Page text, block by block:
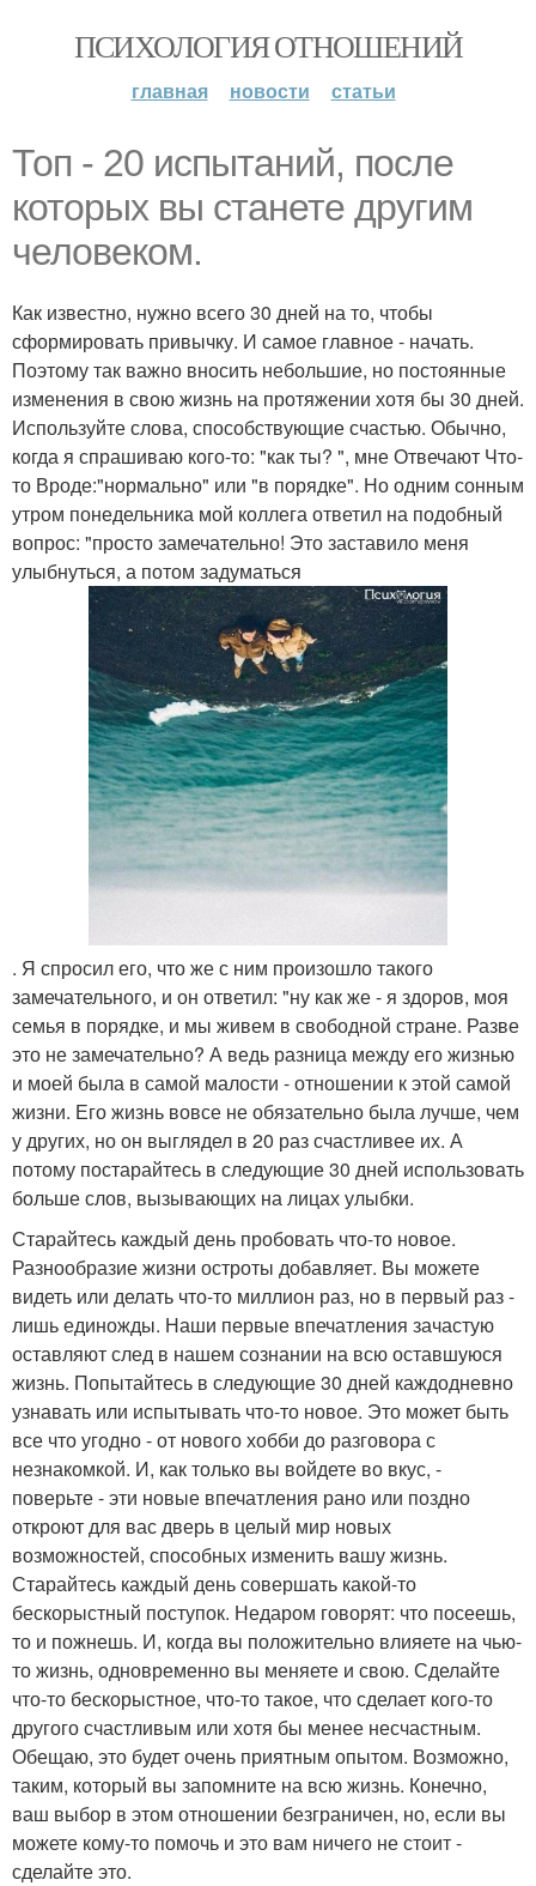
ПСИХОЛОГИЯ ОТНОШЕНИЙ
главная новости статьи
Топ - 20 испытаний, после
которых вы станете другим
человеком.
Как известно, нужно всего 30 дней на то, чтобы
сформировать привычку. И самое главное - начать.
Поэтому так важно вносить небольшие, но постоянные
изменения в свою жизнь на протяжении хотя бы 30 дней.
Используйте слова, способствующие счастью. Обычно,
когда я спрашиваю кого-то: "как ты? ", мне Отвечают Что-
то Вроде:"нормально" или "в порядке". Но одним сонным
утром понедельника мой коллега ответил на подобный
вопрос: "просто замечательно! Это заставило меня
улыбнуться, а потом задуматься
. Я спросил его, что же с ним произошло такого
замечательного, и он ответил: "ну как же - я здоров, моя
семья в порядке, и мы живем в свободной стране. Разве
это не замечательно? А ведь разница между его жизнью
и моей была в самой малости - отношении к этой самой
жизни. Его жизнь вовсе не обязательно была лучше, чем
у других, но он выглядел в 20 раз счастливее их. А
потому постарайтесь в следующие 30 дней использовать
больше слов, вызывающих на лицах улыбки.
Старайтесь каждый день пробовать что-то новое.
Разнообразие жизни остроты добавляет. Вы можете
видеть или делать что-то миллион раз, но в первый раз -
лишь единожды. Наши первые впечатления зачастую
оставляют след в нашем сознании на всю оставшуюся
жизнь. Попытайтесь в следующие 30 дней каждодневно
узнавать или испытывать что-то новое. Это может быть
все что угодно - от нового хобби до разговора с
незнакомкой. И, как только вы войдете во вкус, -
поверьте - эти новые впечатления рано или поздно
откроют для вас дверь в целый мир новых
возможностей, способных изменить вашу жизнь.
Старайтесь каждый день совершать какой-то
бескорыстный поступок. Недаром говорят: что посеешь,
то и пожнешь. И, когда вы положительно влияете на чью-
то жизнь, одновременно вы меняете и свою. Сделайте
что-то бескорыстное, что-то такое, что сделает кого-то
другого счастливым или хотя бы менее несчастным.
Обещаю, это будет очень приятным опытом. Возможно,
таким, который вы запомните на всю жизнь. Конечно,
ваш выбор в этом отношении безграничен, но, если вы
можете кому-то помочь и это вам ничего не стоит -
сделайте это.